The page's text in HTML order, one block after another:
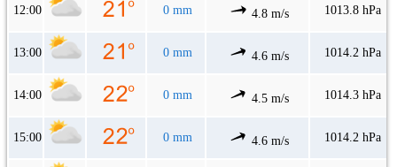
12:00 0 mm 4.8 m/s 1013.8 hPa
13:00 0 mm 4.6 m/s 1014.2 hPa
14:00 0 mm 4.5 m/s 1014.3 hPa
15:00 0 mm 4.6 m/s 1014.2 hPa